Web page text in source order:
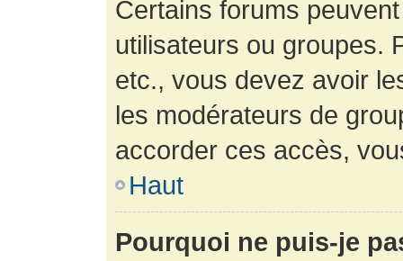
Certains forums
utilisateurs ou groupes.
etc., vous devez avoir
les modérateurs de
accorder ces accès,
Haut
Pourquoi ne puis-je